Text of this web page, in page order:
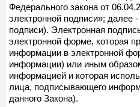
Федерального закона от
электронной подписи»; далее
подписи). Электронная
электронной форме, которая
информации в электронной
информации) или иным
информацией и которая
лица, подписывающего
данного Закона).